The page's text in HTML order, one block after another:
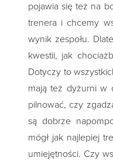
pojawia się też na
trenera i chcemy
wynik zespołu.
kwestii, jak
Dotyczy to
mają też dyżurni w
pilnować, czy
są dobrze
mógł jak najlepiej
umiejętności. Czy